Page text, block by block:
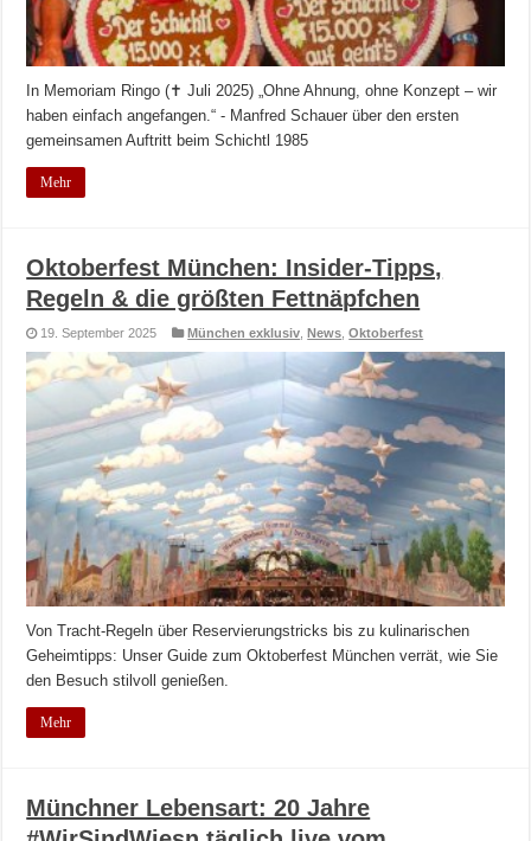
In Memoriam Ringo (✝ Juli 2025) „Ohne Ahnung, ohne Konzept – wir
haben einfach angefangen.“ - Manfred Schauer über den ersten
gemeinsamen Auftritt beim Schichtl 1985
Mehr
Oktoberfest München: Insider-Tipps,
Regeln & die größten Fettnäpfchen
19. September 2025 München exklusiv ,News ,Oktoberfest
Von Tracht-Regeln über Reservierungstricks bis zu kulinarischen
Geheimtipps: Unser Guide zum Oktoberfest München verrät, wie Sie
den Besuch stilvoll genießen.
Mehr
Münchner Lebensart: 20 Jahre